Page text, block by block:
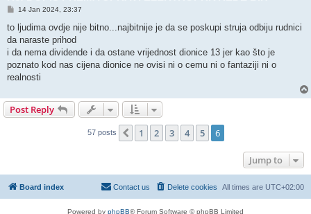
P
s
14 Jan 2024, 23:37
to ljudima ovdje nije bitno...najbitnije je da se poskupi struja odbiju rudnici
da naraste prihod
i da nema dividende i da ostane vrijednost dionice 13 jer kao što je
poznato kod nas cijena dionice ne ovisi ni o cemu ni o fantaziji ni o
realnosti
Post Reply
57 posts Previous
1 2 3 4 5 6
Jump to
Board index All times are UTC+02:00
Delete cookies
Contact us
Powered by phpBB® Forum Software © phpBB Limited